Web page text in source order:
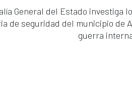
General del Estado investiga
de seguridad del municipio de
guerra